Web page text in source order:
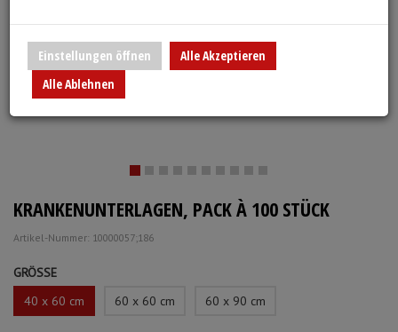
Überschuhe
Hauben
Ärmelschoner
Urinbeutel/Beinbeutel
Medikation
Warm- und Kaltkompressen
Urinflaschen & Zubehör
Mundpflege & Mundhygiene
Unterlagen und Abdeckungen
EKG-Elektroden &
Fieberthermometer
Anmelden
KRANKENUNTERLAGEN, PACK À 100 STÜCK
Artikel-Nummer: 10000057;186
GRÖSSE
40 x 60 cm
60 x 60 cm 60 x 90 cm
Einstellungen öffnen
Alle Akzeptieren
Alle Ablehnen